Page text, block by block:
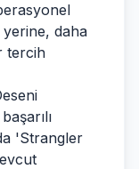
daha
tercih
'Strangler